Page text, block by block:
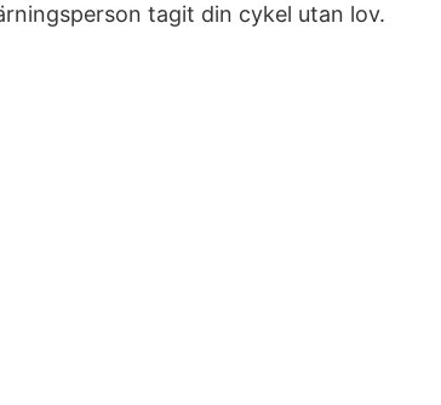
tagit din cykel utan lov.